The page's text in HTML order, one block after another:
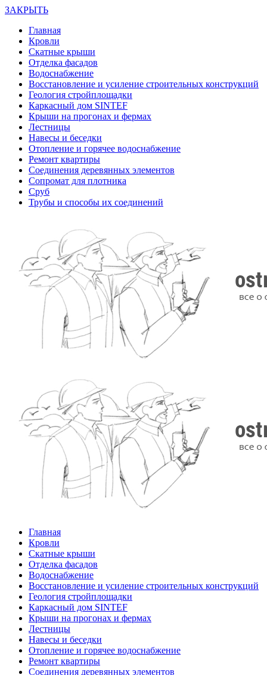
ЗАКРЫТЬ
Главная
Кровли
Скатные крыши
Отделка фасадов
Водоснабжение
Восстановление и усиление строительных конструкций
Геология стройплощадки
Каркасный дом SINTEF
Крыши на прогонах и фермах
Лестницы
Навесы и беседки
Отопление и горячее водоснабжение
Ремонт квартиры
Соединения деревянных элементов
Сопромат для плотника
Сруб
Трубы и способы их соединений
Главная
Кровли
Скатные крыши
Отделка фасадов
Водоснабжение
Восстановление и усиление строительных конструкций
Геология стройплощадки
Каркасный дом SINTEF
Крыши на прогонах и фермах
Лестницы
Навесы и беседки
Отопление и горячее водоснабжение
Ремонт квартиры
Соединения деревянных элементов